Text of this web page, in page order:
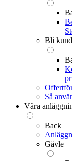
Bli
Så
Våra
Back
Gävle